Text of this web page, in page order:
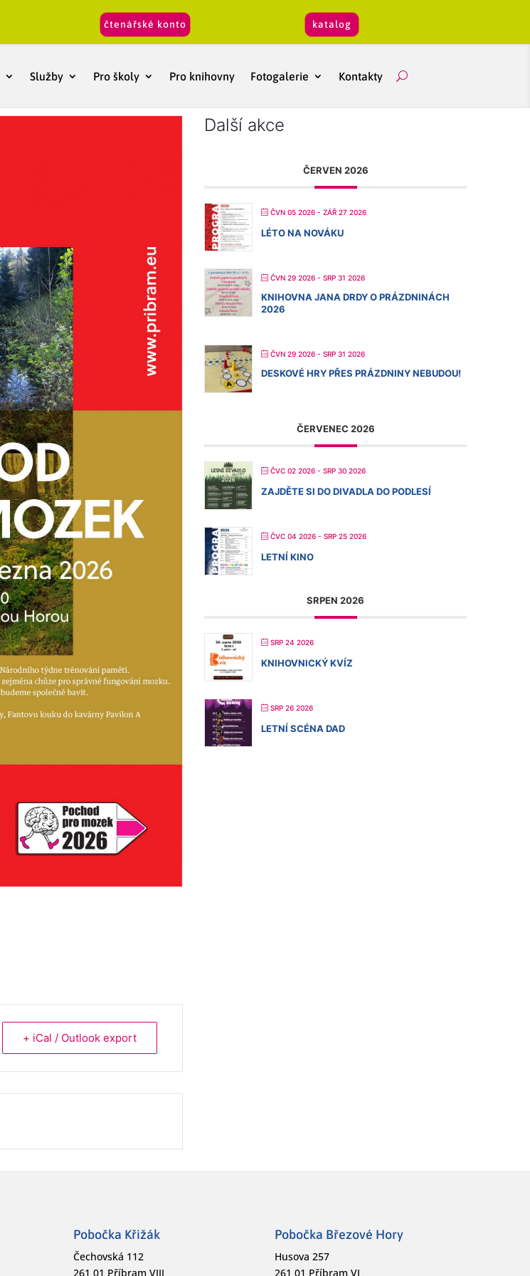
čtenářské konto katalog
Služby Pro školy Pro knihovny Fotogalerie Kontakty
+ iCal / Outlook export
Další akce
ČERVEN 2026
ČVN 05 2026 - ZÁŘ 27 2026
LÉTO NA NOVÁKU
ČVN 29 2026 - SRP 31 2026
KNIHOVNA JANA DRDY O PRÁZDNINÁCH
2026
ČVN 29 2026 - SRP 31 2026
DESKOVÉ HRY PŘES PRÁZDNINY NEBUDOU!
ČERVENEC 2026
ČVC 02 2026 - SRP 30 2026
ZAJDĚTE SI DO DIVADLA DO PODLESÍ
ČVC 04 2026 - SRP 25 2026
LETNÍ KINO
SRPEN 2026
SRP 24 2026
KNIHOVNICKÝ KVÍZ
SRP 26 2026
LETNÍ SCÉNA DAD
Pobočka Křižák
Čechovská 112
261 01 Příbram VIII
Pobočka Březové Hory
Husova 257
261 01 Příbram VI